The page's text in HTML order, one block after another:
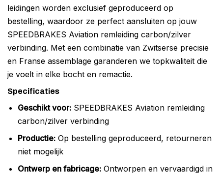
leidingen worden exclusief geproduceerd op
bestelling, waardoor ze perfect aansluiten op jouw
SPEEDBRAKES Aviation remleiding carbon/zilver
verbinding. Met een combinatie van Zwitserse precisie
en Franse assemblage garanderen we topkwaliteit die
je voelt in elke bocht en remactie.
Specificaties
Geschikt voor:SPEEDBRAKES Aviation remleiding
carbon/zilver verbinding
Productie:Op bestelling geproduceerd, retourneren
niet mogelijk
Ontwerp en fabricage:Ontworpen en vervaardigd in